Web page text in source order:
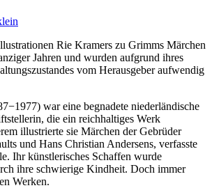
Rie Kramers zu Grimms Märchen
Jahren und wurden aufgrund ihres
vom Herausgeber aufwendig
war eine begnadete niederländische
die ein reichhaltiges Werk
illustrierte sie Märchen der Gebrüder
und Hans Christian Andersens, verfasste
Ihr künstlerisches Schaffen wurde
ihre schwierige Kindheit. Doch immer
Werken.